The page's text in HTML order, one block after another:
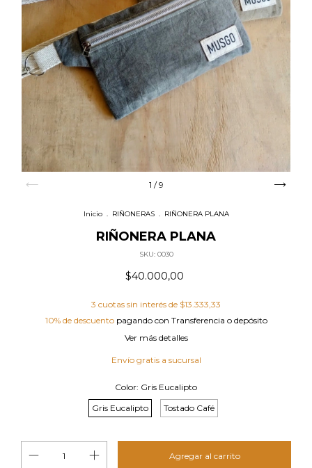
1 /9
Inicio . RIÑONERAS . RIÑONERA PLANA
RIÑONERA PLANA
SKU: 0030
$40.000,00
3 cuotas sin interés de $13.333,33
10% de descuentopagando con Transferencia o depósito
Ver más detalles
Envío gratis
Color: Gris Eucalipto
Gris Eucalipto
Tostado Café